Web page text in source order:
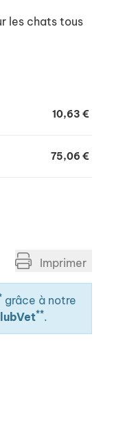
les chats tous
10,63 €
75,06 €
Imprimer
grâce à notre
**.